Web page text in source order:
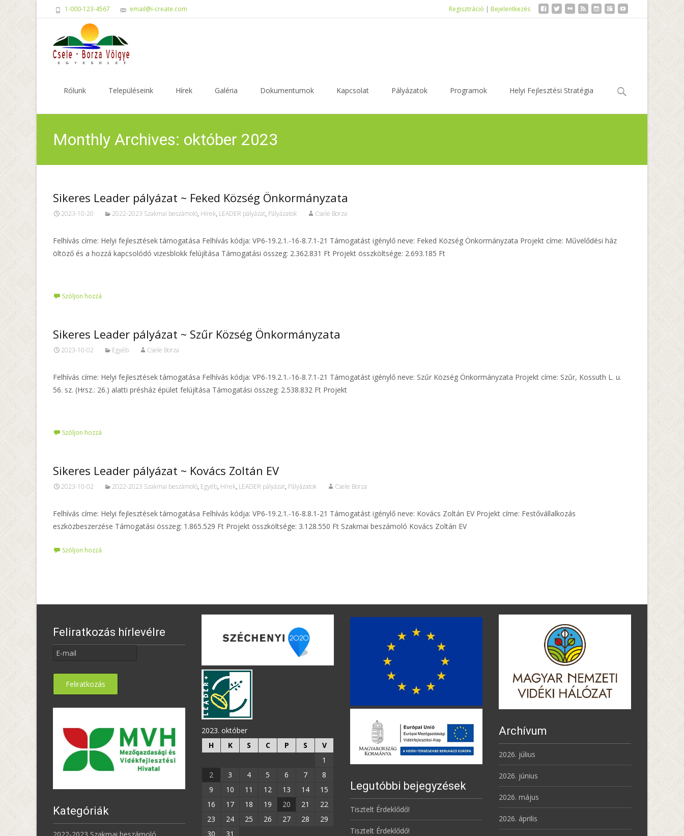
1-000-123-4567 email@i-create.com Regisztráció | Bejelentkezés
Rólunk Településeink Hírek Galéria Dokumentumok Kapcsolat Pályázatok Programok Helyi Fejlesztési Stratégia Keresés:
Monthly Archives: október 2023
Sikeres Leader pályázat ~ Feked Község Önkormányzata
2023-10-20 2022-2023 Szakmai beszámoló, Hírek, LEADER pályázat, Pályázatok Csele Borza
Felhívás címe: Helyi fejlesztések támogatása Felhívás kódja: VP6-19.2.1.-16-8.7.1-21 Támogatást igénylő neve: Feked Község Önkormányzata Projekt címe: Művelődési ház
öltöző és a hozzá kapcsolódó vizesblokk felújítása Támogatási összeg: 2.362.831 Ft Projekt összköltsége: 2.693.185 Ft
Szóljon hozzá
Sikeres Leader pályázat ~ Szűr Község Önkormányzata
2023-10-02 Egyéb Csele Borza
Felhívás címe: Helyi fejlesztések támogatása Felhívás kódja: VP6-19.2.1.-16-8.7.1-21 Támogatást igénylő neve: Szűr Község Önkormányzata Projekt címe: Szűr, Kossuth L. u.
56. sz. (Hrsz.: 26.) alatti présház épület felújítása Támogatási összeg: 2.538.832 Ft Projekt
Szóljon hozzá
Sikeres Leader pályázat ~ Kovács Zoltán EV
2023-10-02 2022-2023 Szakmai beszámoló, Egyéb, Hírek, LEADER pályázat, Pályázatok Csele Borza
Felhívás címe: Helyi fejlesztések támogatása Felhívás kódja: VP6-19.2.1.-16-8.8.1-21 Támogatást igénylő neve: Kovács Zoltán EV Projekt címe: Festővállalkozás
eszközbeszerzése Támogatási összeg: 1.865.529 Ft Projekt összköltsége: 3.128.550 Ft Szakmai beszámoló Kovács Zoltán EV
Szóljon hozzá
Feliratkozás hírlevélre
Archívum
2026. július
2026. június
2026. május
2026. április
2023. október
H
K S C P S
V
1
2
3 4 5 6 7
8
9
10 11 12 13 14
15
16
17 18 19 20 21
22
23
24 25 26 27 28
29
30
31
Legutóbbi bejegyzések
Tisztelt Érdeklődő!
Tisztelt Érdeklődő!
Kategóriák
2022-2023 Szakmai beszámoló